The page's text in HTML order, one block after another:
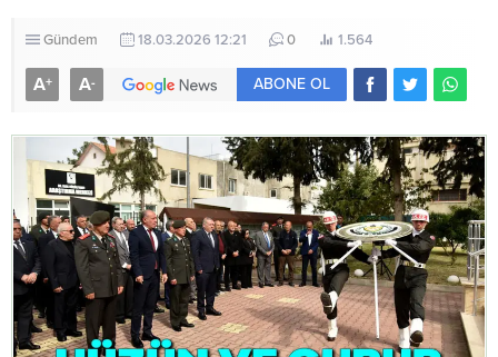
Gündem 18.03.2026 12:21 0 1.564
A+ A- ABONE OL